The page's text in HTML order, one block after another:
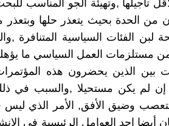
تأجيلها ,وتهيئة الجو المناسب
من الحدة بحيث يتعذر حلها
لبن الفئات السياسية المتنافرة
مستلزمات العمل السياسي ما
بين الذين يحضرون هذه
إن لم يكن مستحيلا ,والسبب في
وضيق الأفق, الأمر الذي
أيضا احد العوامل الرئيسية في